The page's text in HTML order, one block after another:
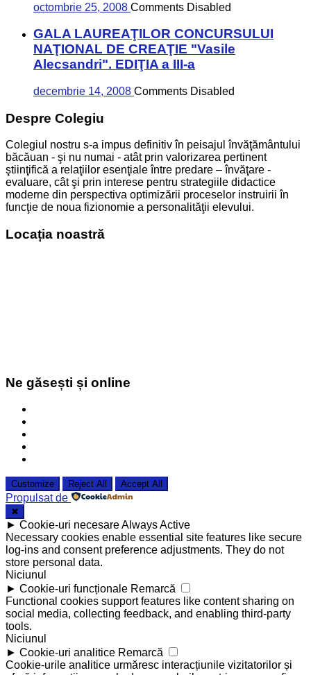
octombrie 25, 2008 Comments Disabled
GALA LAUREAŢILOR CONCURSULUI
NAŢIONAL DE CREAŢIE "Vasile
Alecsandri". EDIŢIA a III-a
decembrie 14, 2008 Comments Disabled
Despre Colegiu
Colegiul nostru s-a impus definitiv în peisajul învăţământului
băcăuan - şi nu numai - atât prin valorizarea pertinent
ştiinţifică a relaţiilor esenţiale între predare – învăţare -
evaluare, cât şi prin interese pentru strategiile didactice
moderne din perspectiva optimizării proceselor instruirii în
funcţie de noua fizionomie a personalităţii elevului.
Locația noastră
Ne găsești și online
Customize Reject All Accept All
Propulsat de
✖
► Cookie-uri necesareAlways Active
Necessary cookies enable essential site features like secure
log-ins and consent preference adjustments. They do not
store personal data.
Niciunul
► Cookie-uri funcționale Remarcă
Functional cookies support features like content sharing on
social media, collecting feedback, and enabling third-party
tools.
Niciunul
► Cookie-uri analitice Remarcă
Cookie-urile analitice urmăresc interacțiunile vizitatorilor și